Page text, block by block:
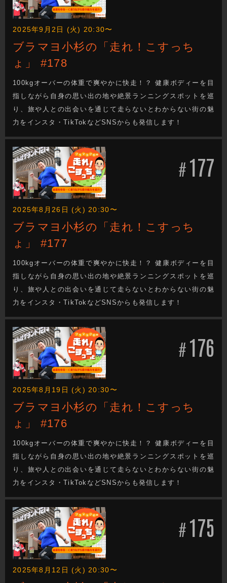
2025年9月2日 (火) 20:30〜
ブラマヨ小杉の「走れ！こすっち
ょ」 #178
100kgオーバーの体重で爽やかに快走！？ 健康ボディーを目
指しながら自身の思い出の地や絶景ランニングスポットを巡
り、旅や人との出会いを通じて走らないとわからない街の魅
力をインスタ・TikTokなどSNSからも発信します！
#177
2025年8月26日 (火) 20:30〜
ブラマヨ小杉の「走れ！こすっち
ょ」 #177
100kgオーバーの体重で爽やかに快走！？ 健康ボディーを目
指しながら自身の思い出の地や絶景ランニングスポットを巡
り、旅や人との出会いを通じて走らないとわからない街の魅
力をインスタ・TikTokなどSNSからも発信します！
#176
2025年8月19日 (火) 20:30〜
ブラマヨ小杉の「走れ！こすっち
ょ」 #176
100kgオーバーの体重で爽やかに快走！？ 健康ボディーを目
指しながら自身の思い出の地や絶景ランニングスポットを巡
り、旅や人との出会いを通じて走らないとわからない街の魅
力をインスタ・TikTokなどSNSからも発信します！
#175
2025年8月12日 (火) 20:30〜